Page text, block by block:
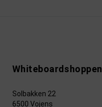
Whiteboardshoppen
Solbakken 22
6500 Vojens